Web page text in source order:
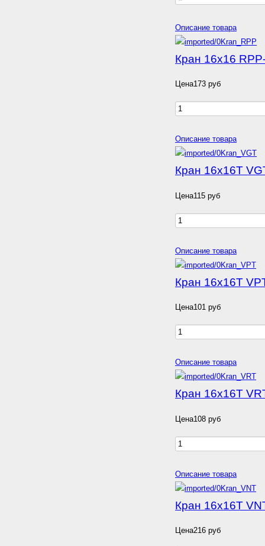
Описание товара
Кран 16х16
Цена173 руб
Описание товара
Кран 16х16T
Цена115 руб
Описание товара
Кран 16х16T
Цена101 руб
Описание товара
Кран 16х16T
Цена108 руб
Описание товара
Кран 16х16Т
Цена216 руб